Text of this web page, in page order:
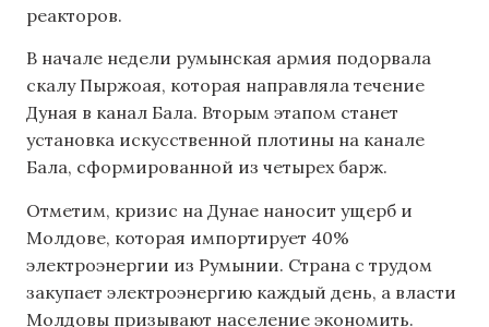
реакторов.
В начале недели румынская армия подорвала
скалу Пыржоая, которая направляла течение
Дуная в канал Бала. Вторым этапом станет
установка искусственной плотины на канале
Бала, сформированной из четырех барж.
Отметим, кризис на Дунае наносит ущерб и
Молдове, которая импортирует 40%
электроэнергии из Румынии. Страна с трудом
закупает электроэнергию каждый день, а власти
Молдовы призывают население экономить.